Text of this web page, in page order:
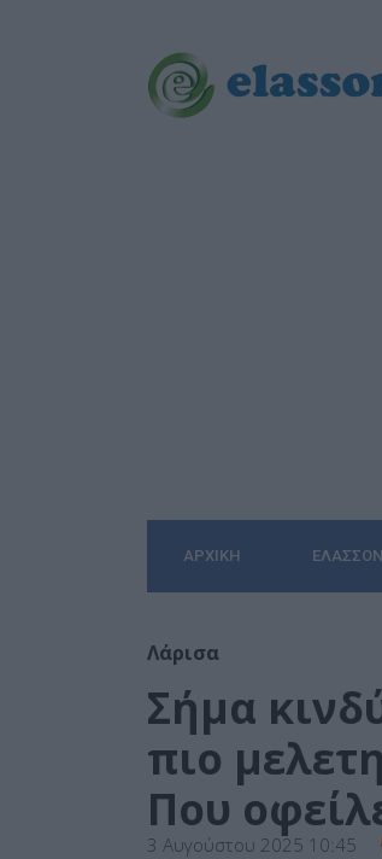
ΑΡΧΙΚΉ
Λάρισα
Σήμα
πιο
Που
3 Αυγούστου 2025 10:45